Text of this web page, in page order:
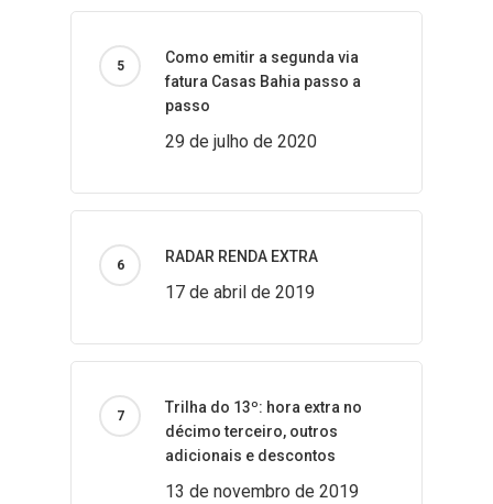
Como emitir a segunda via
fatura Casas Bahia passo a
passo
29 de julho de 2020
RADAR RENDA EXTRA
17 de abril de 2019
Trilha do 13º: hora extra no
décimo terceiro, outros
adicionais e descontos
13 de novembro de 2019